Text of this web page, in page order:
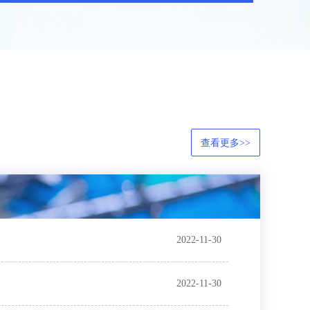
查看更多>>
2022-11-30
2022-11-30